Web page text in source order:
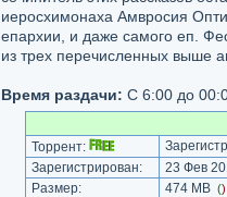
иеросхимонаха Амвросия
епархии, и даже самого еп.
из трех перечисленных выше
Время раздачи: С 6:00 до
Торрент:
Зарегистрирован:
23 Фев
Размер:
474 MB ()